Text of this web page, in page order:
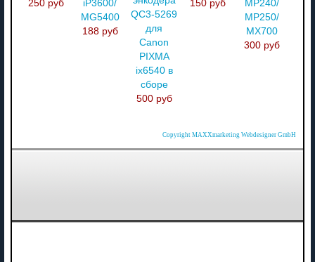
250 руб
iP3600/
MG5400
188 руб
QC3-5269
для
Canon
PIXMA
ix6540 в
сборе
500 руб
150 руб
MP240/
MP250/
MX700
300 руб
Copyright MAXXmarketing Webdesigner GmbH